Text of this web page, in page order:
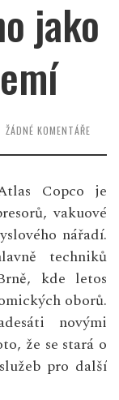
jako
ŽÁDNÉ KOMENTÁŘE
Copco je
vakuové
nářadí.
techniků
kde letos
oborů.
novými
že se stará o
pro další